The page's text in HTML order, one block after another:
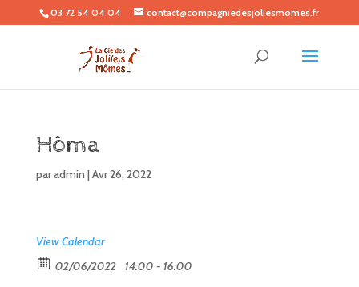
03 72 54 04 04 contact@compagniedesjoliesmomes.fr
Hôma
paradmin |Avr 26, 2022
View Calendar
02/06/2022
14:00 - 16:00